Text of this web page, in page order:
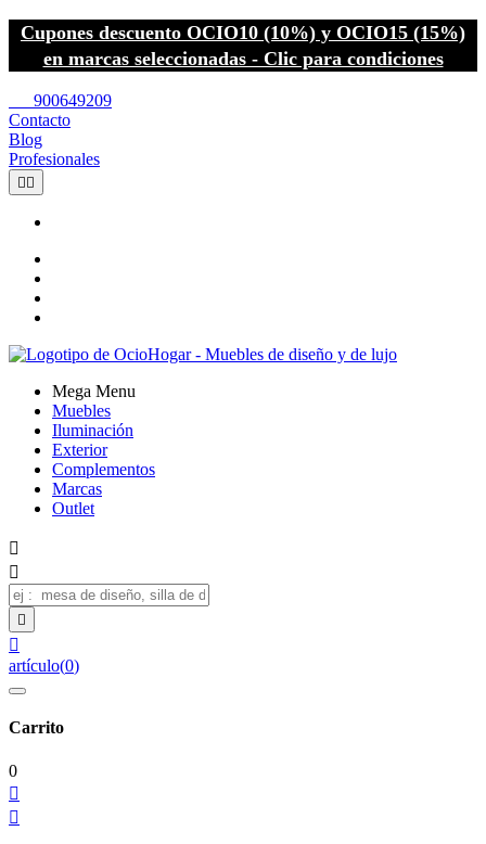
Cupones descuento OCIO10 (10%) y OCIO15 (15%)
en marcas seleccionadas - Clic para condiciones
900649209
Contacto
Blog
Profesionales
 
Mega Menu
Muebles
Iluminación
Exterior
Complementos
Marcas
Outlet




artículo(0)
Carrito
0

